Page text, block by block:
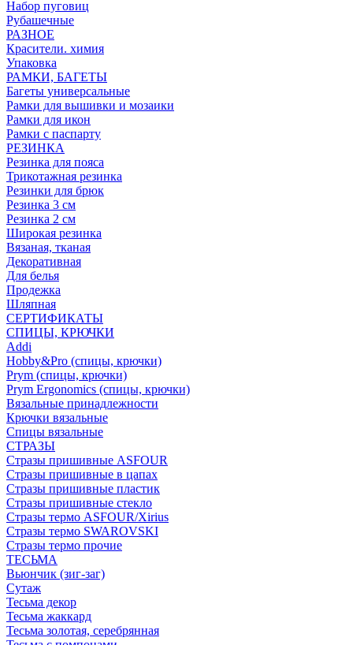
Набор пуговиц
Рубашечные
РАЗНОЕ
Красители. химия
Упаковка
РАМКИ, БАГЕТЫ
Багеты универсальные
Рамки для вышивки и мозаики
Рамки для икон
Рамки с паспарту
РЕЗИНКА
Резинка для пояса
Трикотажная резинка
Резинки для брюк
Резинка 3 см
Резинка 2 см
Широкая резинка
Вязаная, тканая
Декоративная
Для белья
Продежка
Шляпная
СЕРТИФИКАТЫ
СПИЦЫ, КРЮЧКИ
Addi
Hobby&Pro (спицы, крючки)
Prym (спицы, крючки)
Prym Ergonomics (спицы, крючки)
Вязальные принадлежности
Крючки вязальные
Спицы вязальные
СТРАЗЫ
Стразы пришивные ASFOUR
Стразы пришивные в цапах
Стразы пришивные пластик
Стразы пришивные стекло
Стразы термо ASFOUR/Xirius
Стразы термо SWAROVSKI
Стразы термо прочие
ТЕСЬМА
Вьюнчик (зиг-заг)
Сутаж
Тесьма декор
Тесьма жаккард
Тесьма золотая, серебрянная